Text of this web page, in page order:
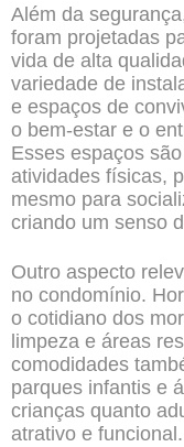
Além da
foram projetadas
vida de alta
variedade de
e espaços de
o bem-estar e o
Esses espaços
atividades físicas,
mesmo para
criando um senso
Outro aspecto
no condomínio.
o cotidiano dos
limpeza e áreas
comodidades
parques infantis e
crianças quanto
atrativo e funcional.